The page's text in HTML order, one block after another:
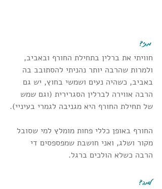
מתי?
חוויתי את ברלין בתחילת החורף ובאביב,
ולמרות שהרבה יותר נהניתי להסתובב בה
באביב, כשהיה נעים ושמשי בחוץ, יש גם
הרבה אווירה לברלין הסגרירית (וגם שמש
של תחילת החורף היא מגניבה לגמרי בעיניי).
החורף באופן כללי פחות מומלץ למי שסובל
מקור ושלג, ואני חושבת שמפספסים די
הרבה כשלא הולכים ברגל.
למה?